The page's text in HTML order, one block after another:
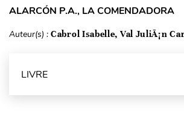
ALARCÓN P.A., LA COMENDADORA
Auteur(s) : Cabrol Isabelle, Val JuliÃ¡n
LIVRE